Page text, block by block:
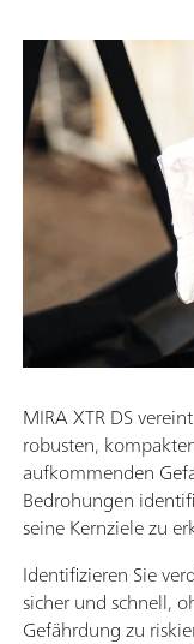
MIRA XTR DS
robusten,
aufkommenden
Bedrohungen
seine Kernziele zu
Identifizieren Sie
sicher und schnell,
Gefährdung zu